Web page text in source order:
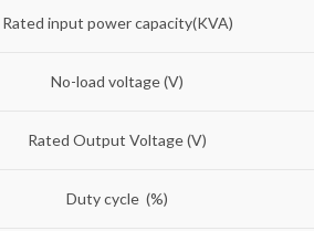
Rated input power capacity(KVA)
No-load voltage (V)
Rated Output Voltage (V)
Duty cycle (%)